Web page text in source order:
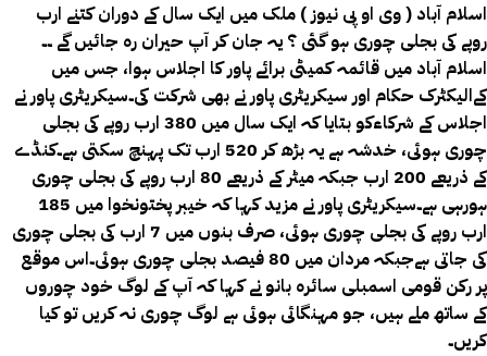
اسلام آباد ( وی او پی نیوز ) ملک میں ایک سال کے دوران کتنے ارب
روپے کی بجلی چوری ہو گئی ؟ یہ جان کر آپ حیران رہ جائیں گے ۔۔
اسلام آباد میں قائمہ کمیٹی برائے پاور کا اجلاس ہوا، جس میں
کےالیکٹرک حکام اور سیکریٹری پاور نے بھی شرکت کی۔سیکریٹری پاور نے
اجلاس کے شرکاءکو بتایا کہ ایک سال میں 380 ارب روپے کی بجلی
چوری ہوئی، خدشہ ہے یہ بڑھ کر 520 ارب تک پہنچ سکتی ہے۔کنڈے
کے ذریعے 200 ارب جبکہ میٹر کے ذریعے 80 ارب روپے کی بجلی چوری
ہورہی ہے۔سیکریٹری پاور نے مزید کہا کہ خیبر پختونخوا میں 185
ارب روپے کی بجلی چوری ہوئی، صرف بنوں میں 7 ارب کی بجلی چوری
کی جاتی ہےجبکہ مردان میں 80 فیصد بجلی چوری ہوئی۔اس موقع
پر رکن قومی اسمبلی سائرہ بانو نے کہا کہ آپ کے لوگ خود چوروں
کے ساتھ ملے ہیں، جو مہنگائی ہوئی ہے لوگ چوری نہ کریں تو کیا
کریں۔